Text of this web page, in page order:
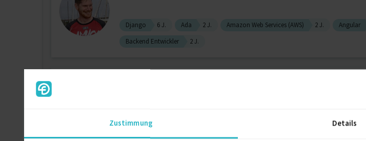
Zustimmung Details
Django 6 J. Ada 2 J. Amazon Web Services (AWS) 2 J. Angular
Backend Entwickler
2 J.